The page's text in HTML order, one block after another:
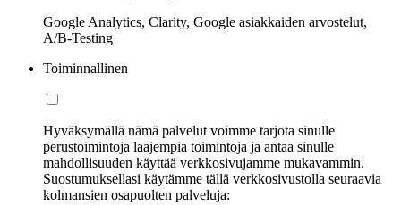
Google Analytics, Clarity, Google asiakkaiden arvostelut,
A/B-Testing
Toiminnallinen
Hyväksymällä nämä palvelut voimme tarjota sinulle
perustoimintoja laajempia toimintoja ja antaa sinulle
mahdollisuuden käyttää verkkosivujamme mukavammin.
Suostumuksellasi käytämme tällä verkkosivustolla seuraavia
kolmansien osapuolten palveluja: